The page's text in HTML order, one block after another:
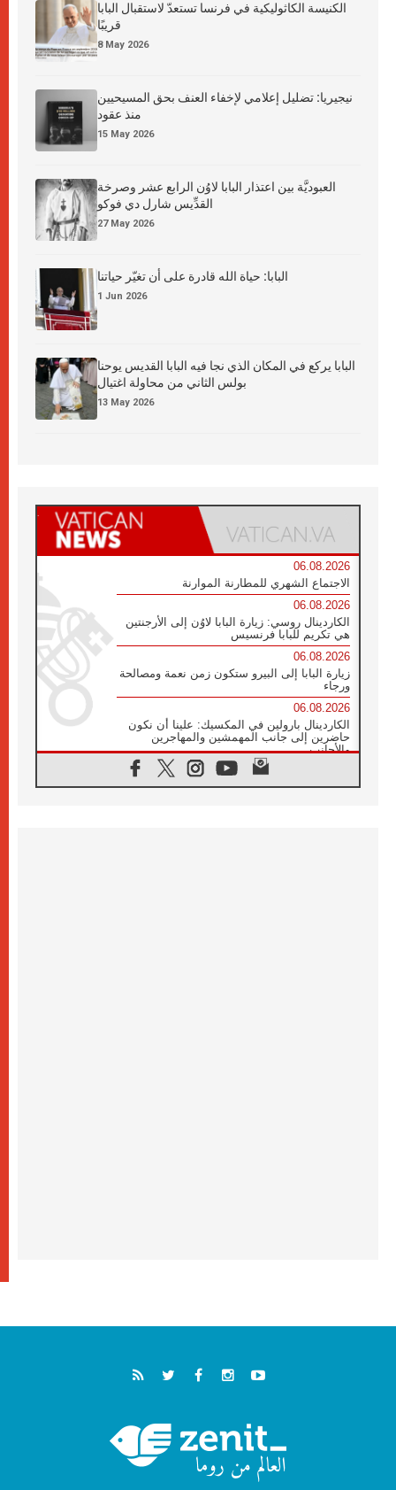
الكنيسة الكاثوليكية في فرنسا تستعدّ لاستقبال البابا
قريبًا
8 May 2026
نيجيريا: تضليل إعلامي لإخفاء العنف بحق المسيحيين
منذ عقود
15 May 2026
العبوديَّة بين اعتذار البابا لاوُن الرابع عشر وصرخة
القدِّيس شارل دي فوكو
27 May 2026
البابا: حياة الله قادرة على أن تغيّر حياتنا
1 Jun 2026
البابا يركع في المكان الذي نجا فيه البابا القديس يوحنا
بولس الثاني من محاولة اغتيال
13 May 2026
06.08.2026
الاجتماع الشهري للمطارنة الموارنة
06.08.2026
الكاردينال روسي: زيارة البابا لاوُن إلى الأرجنتين
هي تكريم للبابا فرنسيس
06.08.2026
زيارة البابا إلى البيرو ستكون زمن نعمة ومصالحة
ورجاء
06.08.2026
الكاردينال بارولين في المكسيك: علينا أن نكون
حاضرين إلى جانب المهمشين والمهاجرين
والأجانب
البابا لاوُن الرابع عشر للشباب في أسيزي: